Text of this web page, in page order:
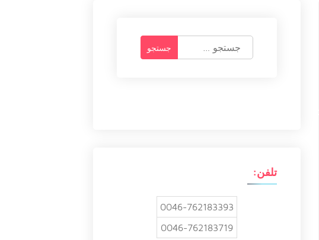
س
تلفن:
0046-762183393
0046-762183719